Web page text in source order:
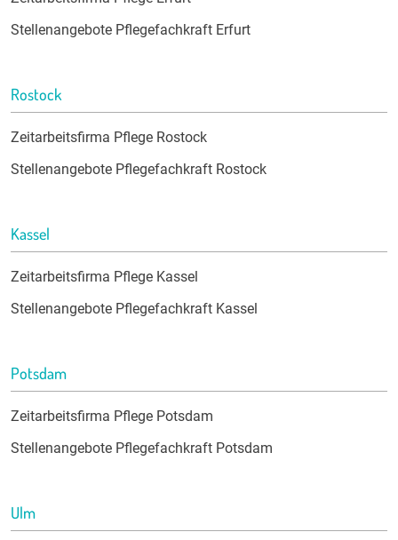
Stellenangebote Pflegefachkraft Erfurt
Rostock
Zeitarbeitsfirma Pflege Rostock
Stellenangebote Pflegefachkraft Rostock
Kassel
Zeitarbeitsfirma Pflege Kassel
Stellenangebote Pflegefachkraft Kassel
Potsdam
Zeitarbeitsfirma Pflege Potsdam
Stellenangebote Pflegefachkraft Potsdam
Ulm